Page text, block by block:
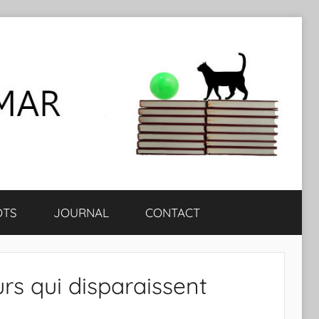
JOURNAL CONTACT
qui disparaissent